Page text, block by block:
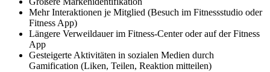
Mehr Interaktionen je Mitglied (Besuch im Fitnessstudio oder
Fitness App)
Längere Verweildauer im Fitness-Center oder auf der Fitness
App
Gesteigerte Aktivitäten in sozialen Medien durch
Gamification (Liken, Teilen, Reaktion mitteilen)